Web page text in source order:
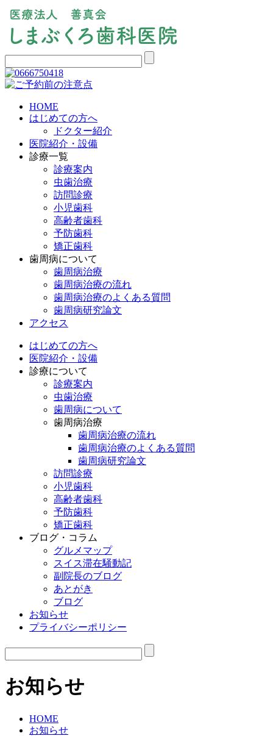
HOME
はじめての方へ
ドクター紹介
医院紹介・設備
診療一覧
診療案内
虫歯治療
訪問診療
小児歯科
高齢者歯科
予防歯科
矯正歯科
歯周病について
歯周病治療
歯周病治療の流れ
歯周病治療のよくある質問
歯周病研究論文
アクセス
はじめての方へ
医院紹介・設備
診療について
診療案内
虫歯治療
歯周病について
歯周病治療
歯周病治療の流れ
歯周病治療のよくある質問
歯周病研究論文
訪問診療
小児歯科
高齢者歯科
予防歯科
矯正歯科
ブログ・コラム
グルメマップ
スイス滞在騒動記
副院長のブログ
あとがき
ブログ
お知らせ
プライバシーポリシー
お知らせ
HOME
お知らせ